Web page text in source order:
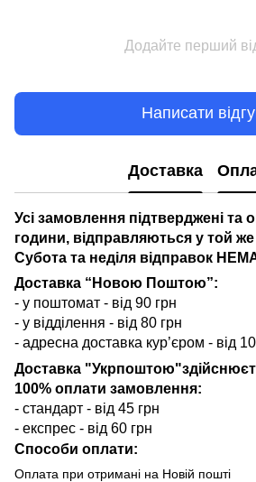
Додайте перший
Написати
Доставка
Усі замовлення підтверджені та
години, відправляються у той
Субота та неділя відправок
Доставка “Новою Поштою”:
- у поштомат - від 90 грн
- у відділення - від 80 грн
- адресна доставка кур’єром - від
Доставка
100% оплати замовлення:
- стандарт - від 45 грн
- експрес - від 60 грн
Способи оплати:
Оплата при отримані на Новій пошті